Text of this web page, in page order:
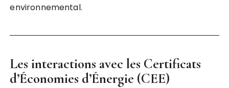
environnemental.
Les interactions avec les Certificats
d’Économies d’Énergie (CEE)